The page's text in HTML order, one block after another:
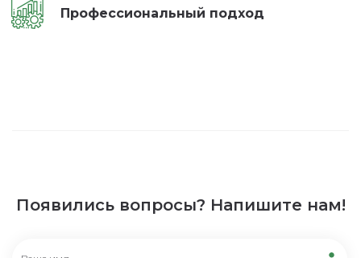
Профессиональный подход
Появились вопросы? Напишите нам!